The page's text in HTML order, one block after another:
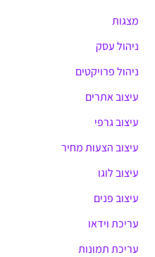
מצגות
ניהול עסק
ניהול פרויקטים
עיצוב אתרים
עיצוב גרפי
עיצוב הצעות מחיר
עיצוב לוגו
עיצוב פנים
עריכת וידאו
עריכת תמונות